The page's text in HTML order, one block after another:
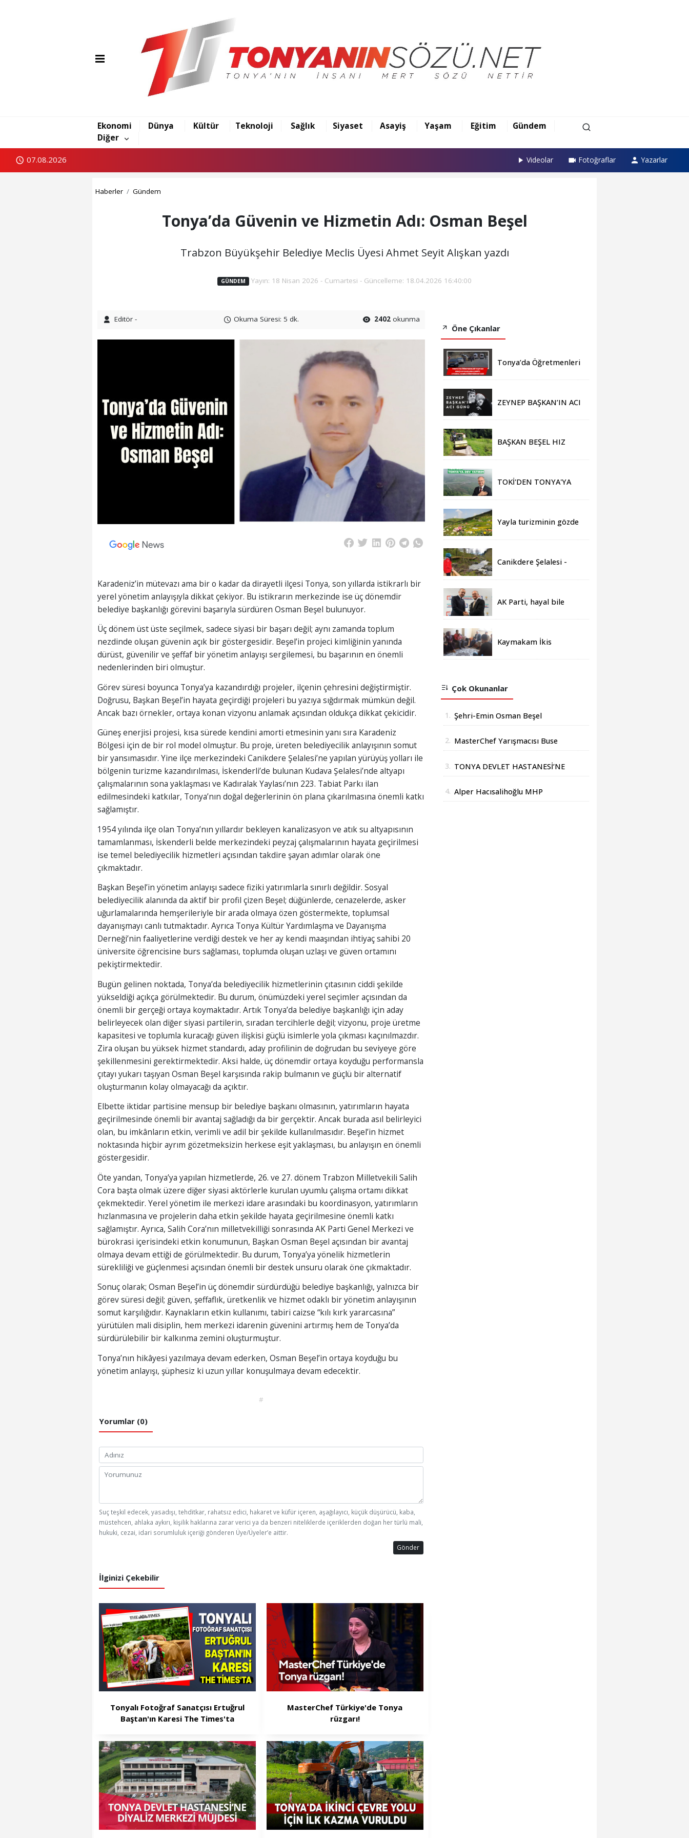
Ekonomi Dünya Kültür Teknoloji Sağlık Siyaset Asayiş Yaşam Eğitim
Gündem
Diğer
07.08.2026 Videolar Fotoğraflar Yazarlar
Haberler Gündem
Tonya’da Güvenin ve Hizmetin Adı: Osman Beşel
Trabzon Büyükşehir Belediye Meclis Üyesi Ahmet Seyit Alışkan yazdı
GÜNDEM Yayın: 18 Nisan 2026 - Cumartesi - Güncelleme: 18.04.2026 16:40:00
Editör - Okuma Süresi: 5 dk. 2402 okunma
Karadeniz’in mütevazı ama bir o kadar da dirayetli ilçesi Tonya, son yıllarda istikrarlı bir
yerel yönetim anlayışıyla dikkat çekiyor. Bu istikrarın merkezinde ise üç dönemdir
belediye başkanlığı görevini başarıyla sürdüren Osman Beşel bulunuyor.
Üç dönem üst üste seçilmek, sadece siyasi bir başarı değil; aynı zamanda toplum
nezdinde oluşan güvenin açık bir göstergesidir. Beşel’in projeci kimliğinin yanında
dürüst, güvenilir ve şeffaf bir yönetim anlayışı sergilemesi, bu başarının en önemli
nedenlerinden biri olmuştur.
Görev süresi boyunca Tonya’ya kazandırdığı projeler, ilçenin çehresini değiştirmiştir.
Doğrusu, Başkan Beşel’in hayata geçirdiği projeleri bu yazıya sığdırmak mümkün değil.
Ancak bazı örnekler, ortaya konan vizyonu anlamak açısından oldukça dikkat çekicidir.
Güneş enerjisi projesi, kısa sürede kendini amorti etmesinin yanı sıra Karadeniz
Bölgesi için de bir rol model olmuştur. Bu proje, üreten belediyecilik anlayışının somut
bir yansımasıdır. Yine ilçe merkezindeki Canikdere Şelalesi’ne yapılan yürüyüş yolları ile
bölgenin turizme kazandırılması, İskenderli’de bulunan Kudava Şelalesi’nde altyapı
çalışmalarının sona yaklaşması ve Kadıralak Yaylası’nın 223. Tabiat Parkı ilan
edilmesindeki katkılar, Tonya’nın doğal değerlerinin ön plana çıkarılmasına önemli katkı
sağlamıştır.
1954 yılında ilçe olan Tonya’nın yıllardır bekleyen kanalizasyon ve atık su altyapısının
tamamlanması, İskenderli belde merkezindeki peyzaj çalışmalarının hayata geçirilmesi
ise temel belediyecilik hizmetleri açısından takdire şayan adımlar olarak öne
çıkmaktadır.
Başkan Beşel’in yönetim anlayışı sadece fiziki yatırımlarla sınırlı değildir. Sosyal
belediyecilik alanında da aktif bir profil çizen Beşel; düğünlerde, cenazelerde, asker
uğurlamalarında hemşerileriyle bir arada olmaya özen göstermekte, toplumsal
dayanışmayı canlı tutmaktadır. Ayrıca Tonya Kültür Yardımlaşma ve Dayanışma
Derneği’nin faaliyetlerine verdiği destek ve her ay kendi maaşından ihtiyaç sahibi 20
üniversite öğrencisine burs sağlaması, toplumda oluşan uzlaşı ve güven ortamını
pekiştirmektedir.
Bugün gelinen noktada, Tonya’da belediyecilik hizmetlerinin çıtasının ciddi şekilde
yükseldiği açıkça görülmektedir. Bu durum, önümüzdeki yerel seçimler açısından da
önemli bir gerçeği ortaya koymaktadır. Artık Tonya’da belediye başkanlığı için aday
belirleyecek olan diğer siyasi partilerin, sıradan tercihlerle değil; vizyonu, proje üretme
kapasitesi ve toplumla kuracağı güven ilişkisi güçlü isimlerle yola çıkması kaçınılmazdır.
Zira oluşan bu yüksek hizmet standardı, aday profilinin de doğrudan bu seviyeye göre
şekillenmesini gerektirmektedir. Aksi halde, üç dönemdir ortaya koyduğu performansla
çıtayı yukarı taşıyan Osman Beşel karşısında rakip bulmanın ve güçlü bir alternatif
oluşturmanın kolay olmayacağı da açıktır.
Elbette iktidar partisine mensup bir belediye başkanı olmasının, yatırımların hayata
geçirilmesinde önemli bir avantaj sağladığı da bir gerçektir. Ancak burada asıl belirleyici
olan, bu imkânların etkin, verimli ve adil bir şekilde kullanılmasıdır. Beşel’in hizmet
noktasında hiçbir ayrım gözetmeksizin herkese eşit yaklaşması, bu anlayışın en önemli
göstergesidir.
Öte yandan, Tonya’ya yapılan hizmetlerde, 26. ve 27. dönem Trabzon Milletvekili Salih
Cora başta olmak üzere diğer siyasi aktörlerle kurulan uyumlu çalışma ortamı dikkat
çekmektedir. Yerel yönetim ile merkezi idare arasındaki bu koordinasyon, yatırımların
hızlanmasına ve projelerin daha etkin şekilde hayata geçirilmesine önemli katkı
sağlamıştır. Ayrıca, Salih Cora’nın milletvekilliği sonrasında AK Parti Genel Merkezi ve
bürokrasi içerisindeki etkin konumunun, Başkan Osman Beşel açısından bir avantaj
olmaya devam ettiği de görülmektedir. Bu durum, Tonya’ya yönelik hizmetlerin
sürekliliği ve güçlenmesi açısından önemli bir destek unsuru olarak öne çıkmaktadır.
Sonuç olarak; Osman Beşel’in üç dönemdir sürdürdüğü belediye başkanlığı, yalnızca bir
görev süresi değil; güven, şeffaflık, üretkenlik ve hizmet odaklı bir yönetim anlayışının
somut karşılığıdır. Kaynakların etkin kullanımı, tabiri caizse “kılı kırk yararcasına”
yürütülen mali disiplin, hem merkezi idarenin güvenini artırmış hem de Tonya’da
sürdürülebilir bir kalkınma zemini oluşturmuştur.
Tonya’nın hikâyesi yazılmaya devam ederken, Osman Beşel’in ortaya koyduğu bu
yönetim anlayışı, şüphesiz ki uzun yıllar konuşulmaya devam edecektir.
#
Yorumlar (0)
Suç teşkil edecek, yasadışı, tehditkar, rahatsız edici, hakaret ve küfür içeren, aşağılayıcı, küçük düşürücü, kaba,
müstehcen, ahlaka aykırı, kişilik haklarına zarar verici ya da benzeri niteliklerde içeriklerden doğan her türlü mali,
hukuki, cezai, idari sorumluluk içeriği gönderen Üye/Üyeler’e aittir.
Gönder
İlginizi Çekebilir
Tonyalı Fotoğraf Sanatçısı Ertuğrul
Baştan'ın Karesi The Times'ta
MasterChef Türkiye'de Tonya
rüzgarı!
Öne Çıkanlar
Tonya’da Öğretmenleri
Kayalıklara Çarptı: 4
Öğretmen de Var!
ZEYNEP BAŞKAN’IN ACI
BAŞKAN BEŞEL HIZ
TOKİ'DEN TONYA'YA
Yayla turizminin gözde
sezona hazır
Canikdere Şelalesi -
büyük onur
AK Parti, hayal bile
dönüştürmüştür
Kaymakam İkis
yalnız bırakmıyor
Çok Okunanlar
1. Şehri-Emin Osman Beşel
2. MasterChef Yarışmacısı Buse
Beşel'e Ziyaret
3. TONYA DEVLET HASTANESİ’NE
4. Alper Hacısalihoğlu MHP